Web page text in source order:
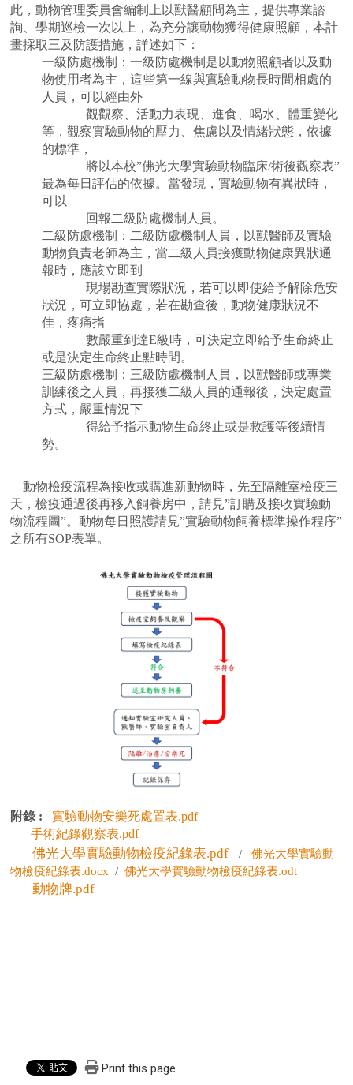
此，動物管理委員會編制上以獸醫顧問為主，提供專業諮
詢、學期巡檢一次以上，為充分讓動物獲得健康照顧，本計
畫採取三及防護措施，詳述如下：
一級防處機制：一級防處機制是以動物照顧者以及動
物使用者為主，這些第一線與實驗動物長時間相處的
人員，可以經由外
觀觀察、活動力表現、進食、喝水、體重變化
等，觀察實驗動物的壓力、焦慮以及情緒狀態，依據
的標準，
將以本校”佛光大學實驗動物臨床/術後觀察表”
最為每日評估的依據。當發現，實驗動物有異狀時，
可以
回報二級防處機制人員。
二級防處機制：二級防處機制人員，以獸醫師及實驗
動物負責老師為主，當二級人員接獲動物健康異狀通
報時，應該立即到
現場勘查實際狀況，若可以即使給予解除危安
狀況，可立即協處，若在勘查後，動物健康狀況不
佳，疼痛指
數嚴重到達E級時，可決定立即給予生命終止
或是決定生命終止點時間。
三級防處機制：三級防處機制人員，以獸醫師或專業
訓練後之人員，再接獲二級人員的通報後，決定處置
方式，嚴重情況下
得給予指示動物生命終止或是救護等後續情
勢。
動物檢疫流程為接收或購進新動物時，先至隔離室檢疫三
天，檢疫通過後再移入飼養房中，請見”訂購及接收實驗動
物流程圖”。動物每日照護請見”實驗動物飼養標準操作程序”
之所有SOP表單。
附錄 :實驗動物安樂死處置表.pdf
手術紀錄觀察表.pdf
佛光大學實驗動物檢疫紀錄表.pdf /佛光大學實驗動
物檢疫紀錄表.docx /佛光大學實驗動物檢疫紀錄表.odt
動物牌.pdf
Print this page